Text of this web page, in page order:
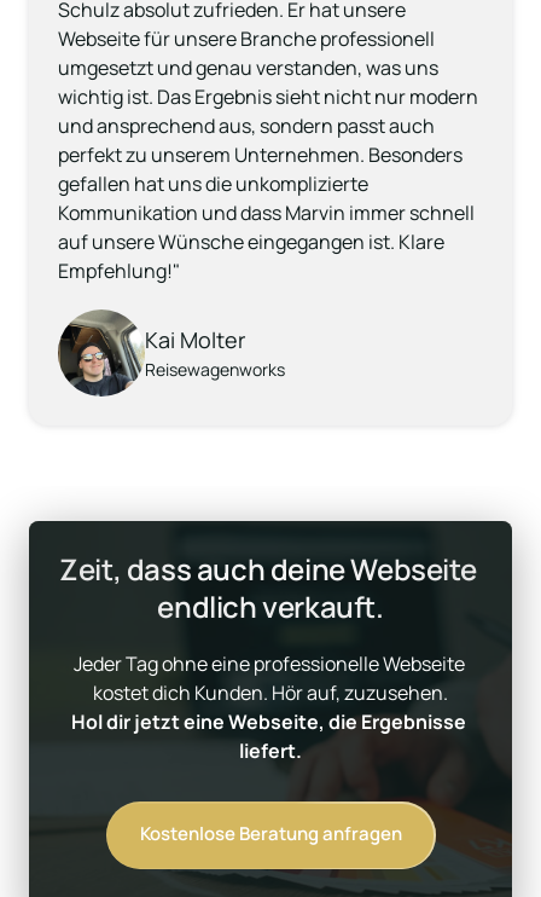
Schulz absolut zufrieden. Er hat unsere
Webseite für unsere Branche professionell
umgesetzt und genau verstanden, was uns
wichtig ist. Das Ergebnis sieht nicht nur modern
und ansprechend aus, sondern passt auch
perfekt zu unserem Unternehmen. Besonders
gefallen hat uns die unkomplizierte
Kommunikation und dass Marvin immer schnell
auf unsere Wünsche eingegangen ist. Klare
Empfehlung!"
Kai Molter
Reisewagenworks
Zeit, dass auch deine Webseite
endlich verkauft.
Jeder Tag ohne eine professionelle Webseite
Hol dir jetzt eine Webseite, die Ergebnisse
liefert.
Kostenlose Beratung anfragen